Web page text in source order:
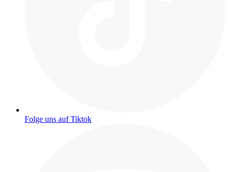
Folge uns auf Tiktok